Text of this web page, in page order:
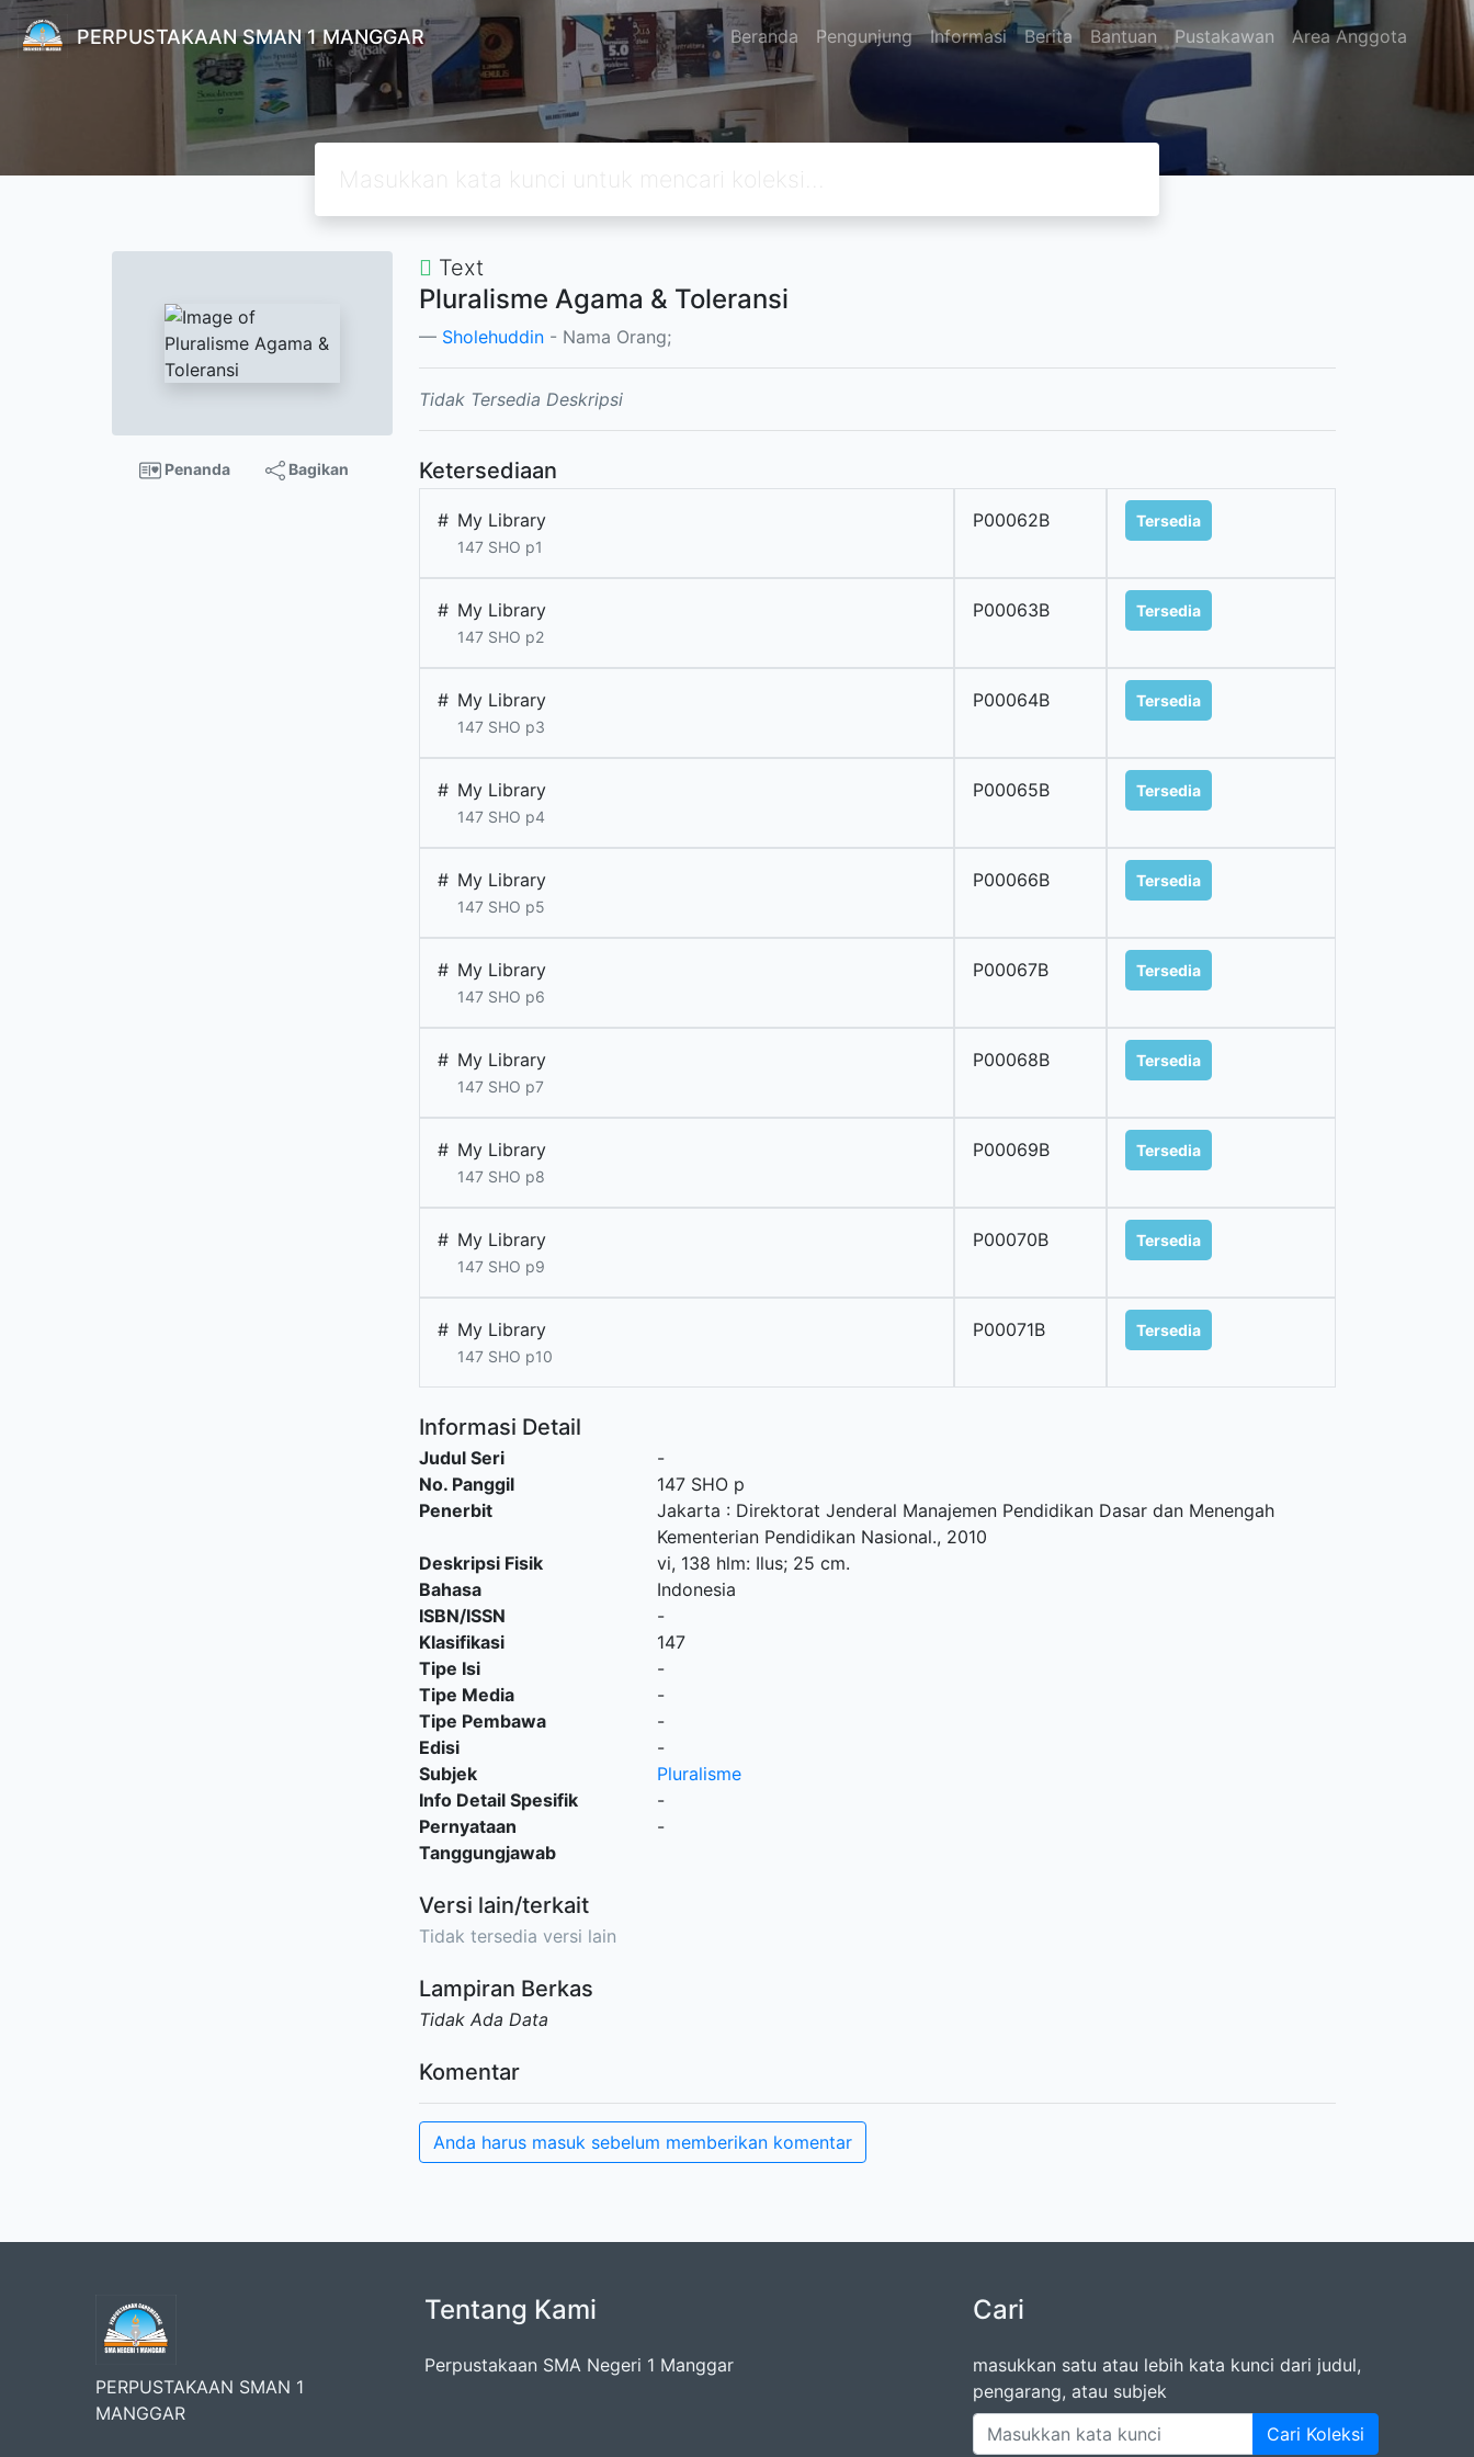
PERPUSTAKAAN SMAN 1 MANGGAR Beranda Pengunjung Informasi Berita Bantuan Pustakawan Area Anggota
Penanda Bagikan
Text
Pluralisme Agama & Toleransi
Sholehuddin - Nama Orang;
Tidak Tersedia Deskripsi
Ketersediaan
# My Library
147 SHO p1
P00062B Tersedia
# My Library
147 SHO p2
P00063B Tersedia
# My Library
147 SHO p3
P00064B Tersedia
# My Library
147 SHO p4
P00065B Tersedia
# My Library
147 SHO p5
P00066B Tersedia
# My Library
147 SHO p6
P00067B Tersedia
# My Library
147 SHO p7
P00068B Tersedia
# My Library
147 SHO p8
P00069B Tersedia
# My Library
147 SHO p9
P00070B Tersedia
# My Library
147 SHO p10
P00071B Tersedia
Informasi Detail
Judul Seri
-
No. Panggil
147 SHO p
Penerbit
Jakarta : Direktorat Jenderal Manajemen Pendidikan Dasar dan Menengah
Kementerian Pendidikan Nasional., 2010
Deskripsi Fisik
vi, 138 hlm: Ilus; 25 cm.
Bahasa
Indonesia
ISBN/ISSN
-
Klasifikasi
147
Tipe Isi
-
Tipe Media
-
Tipe Pembawa
-
Edisi
-
Subjek
Pluralisme
Info Detail Spesifik
-
Pernyataan
Tanggungjawab
-
Versi lain/terkait
Tidak tersedia versi lain
Lampiran Berkas
Tidak Ada Data
Komentar
Anda harus masuk sebelum memberikan komentar
PERPUSTAKAAN SMAN 1
MANGGAR
Tentang Kami
Perpustakaan SMA Negeri 1 Manggar
Cari
masukkan satu atau lebih kata kunci dari judul,
pengarang, atau subjek
Cari Koleksi